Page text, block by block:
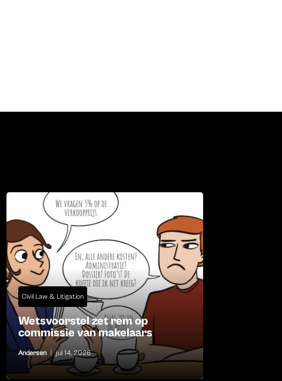
Civil Law & Litigation
Wetsvoorstel zet rem op
commissie van makelaars
Andersen | jul 14, 2026